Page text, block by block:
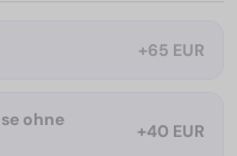
+65 EUR
ohne
+40 EUR